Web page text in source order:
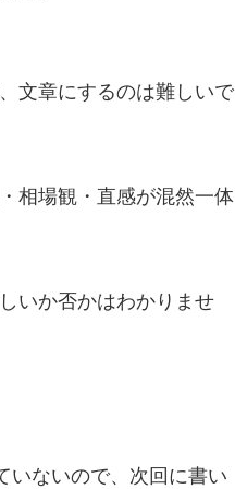
文章にするのは難しいで
相場観・直感が混然一体
いか否かはわかりませ
いないので、次回に書い